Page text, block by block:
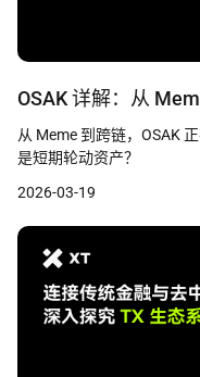
OSAK 详解：从
从 Meme 到跨链，OSAK
是短期轮动资产？
2026-03-19